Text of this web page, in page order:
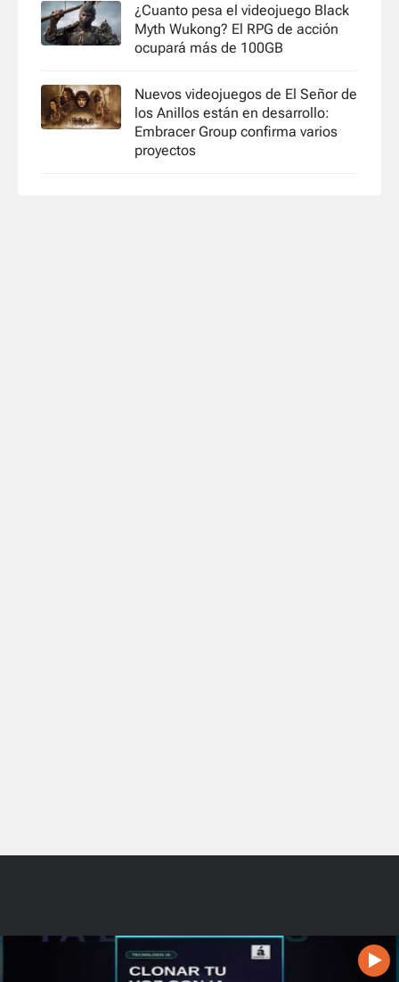
¿Cuanto pesa el videojuego Black
Myth Wukong? El RPG de acción
ocupará más de 100GB
Nuevos videojuegos de El Señor de
los Anillos están en desarrollo:
Embracer Group confirma varios
proyectos